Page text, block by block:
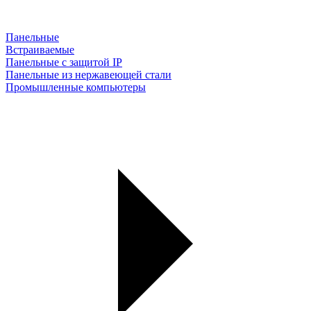
Панельные
Встраиваемые
Панельные с защитой IP
Панельные из нержавеющей стали
Промышленные компьютеры